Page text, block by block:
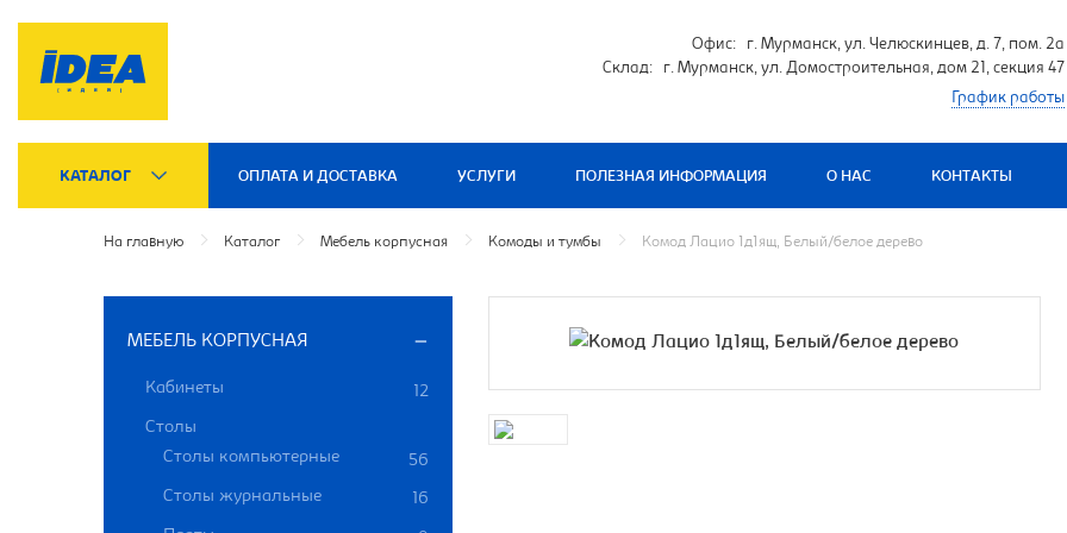
Офис: г. Мурманск, ул. Челюскинцев, д. 7, пом. 2а
Склад: г. Мурманск, ул. Домостроительная, дом 21, секция 47
График работы
КАТАЛОГ ОПЛАТА И ДОСТАВКА УСЛУГИ ПОЛЕЗНАЯ ИНФОРМАЦИЯ О НАС КОНТАКТЫ
На главную Каталог Мебель корпусная Комоды и тумбы Комод Лацио 1д1ящ, Белый/белое дерево
МЕБЕЛЬ КОРПУСНАЯ
Кабинеты
12
Столы
Столы компьютерные
56
Столы журнальные
16